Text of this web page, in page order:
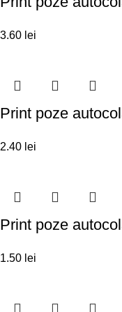
3.60 lei
Print poze
2.40 lei
Print poze
1.50 lei